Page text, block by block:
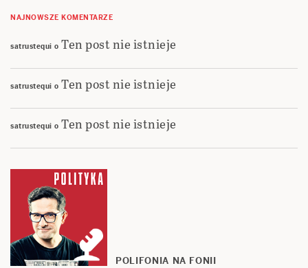
NAJNOWSZE KOMENTARZE
satrustequi o Ten post nie istnieje
satrustequi o Ten post nie istnieje
satrustequi o Ten post nie istnieje
POLIFONIA NA FONII